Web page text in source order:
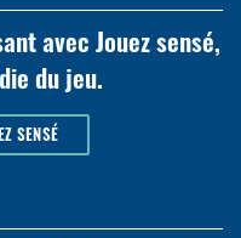
avec Jouez sensé,
du jeu.
SENSÉ